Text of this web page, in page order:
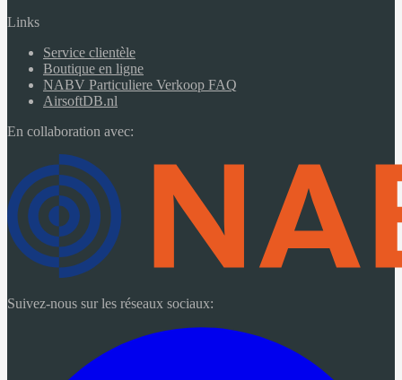
Links
Service clientèle
Boutique en ligne
NABV Particuliere Verkoop FAQ
AirsoftDB.nl
En collaboration avec:
Suivez-nous sur les réseaux sociaux: